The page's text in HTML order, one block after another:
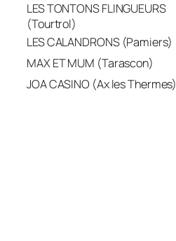
LES TONTONS FLINGUEURS
(Tourtrol)
LES CALANDRONS (Pamiers)
MAX ET MUM (Tarascon)
JOA CASINO (Ax les Thermes)